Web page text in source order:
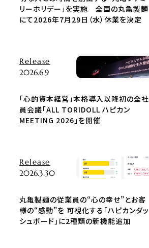
リーホリデー」を実施 全国の丸亀製麺
にて2026年7月29日（水）休業を決定
Release
2026.6.9
「心的資本経営」本格導入以降初の全社
員会議「ALL TORIDOLL ハピカン
MEETING 2026」を開催
Release
2026.3.30
丸亀製麺の従業員の“心の幸せ”とお客
様の“感動”を 可視化する「ハピカンダッ
シュボード」に2種類の新機能追加